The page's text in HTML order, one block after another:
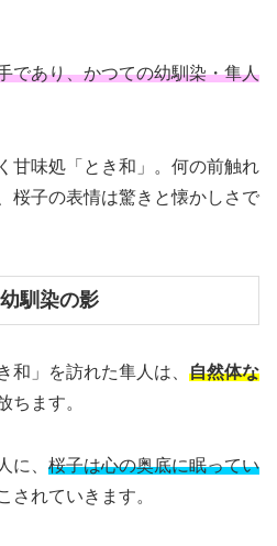
であり、かつての幼馴染・隼人
甘味処「とき和」。何の前触れ
桜子の表情は驚きと懐かしさで
馴染の影
和」を訪れた隼人は、 自然体な
ちます。
に、 桜子は心の奥底に眠ってい
されていきます。